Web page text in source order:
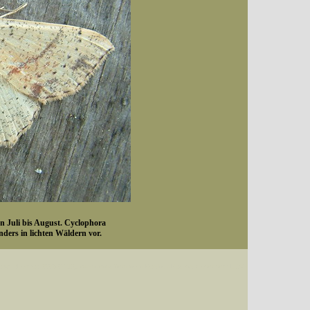
Juli bis August. Cyclophora
in lichten Wäldern vor.